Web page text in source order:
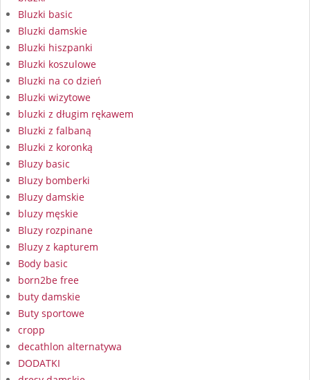
Bluzki basic
Bluzki damskie
Bluzki hiszpanki
Bluzki koszulowe
Bluzki na co dzień
Bluzki wizytowe
bluzki z długim rękawem
Bluzki z falbaną
Bluzki z koronką
Bluzy basic
Bluzy bomberki
Bluzy damskie
bluzy męskie
Bluzy rozpinane
Bluzy z kapturem
Body basic
born2be free
buty damskie
Buty sportowe
cropp
decathlon alternatywa
DODATKI